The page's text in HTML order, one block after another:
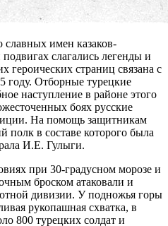
славных имен казаков-
слагались легенды и
героических страниц связана с
Отборные турецкие
наступление в районе этого
боях русские
На помощь защитникам
в составе которого была
И.Е. Гулыги.
при 30-градусном морозе и
броском атаковали и
дивизии. У подножья горы
рукопашная схватка, в
800 турецких солдат и